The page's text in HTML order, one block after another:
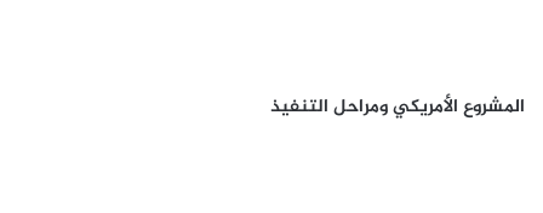
المشروع الأمريكي ومراحل التنفيذ